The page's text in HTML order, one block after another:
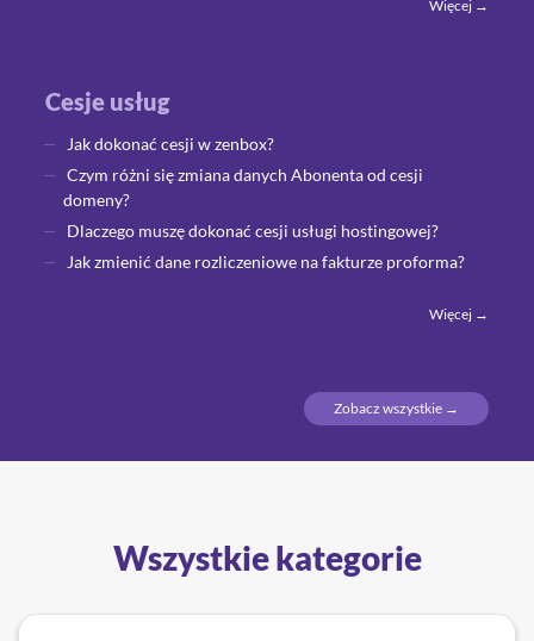
Więcej →
Cesje usług
Jak dokonać cesji w zenbox?
Czym różni się zmiana danych Abonenta od cesji
domeny?
Dlaczego muszę dokonać cesji usługi hostingowej?
Jak zmienić dane rozliczeniowe na fakturze proforma?
Więcej →
Zobacz wszystkie →
Wszystkie kategorie